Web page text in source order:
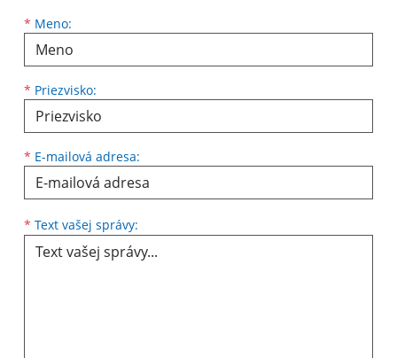
* Meno:
Meno
* Priezvisko:
Priezvisko
* E-mailová adresa:
E-mailová adresa
* Text vašej správy: